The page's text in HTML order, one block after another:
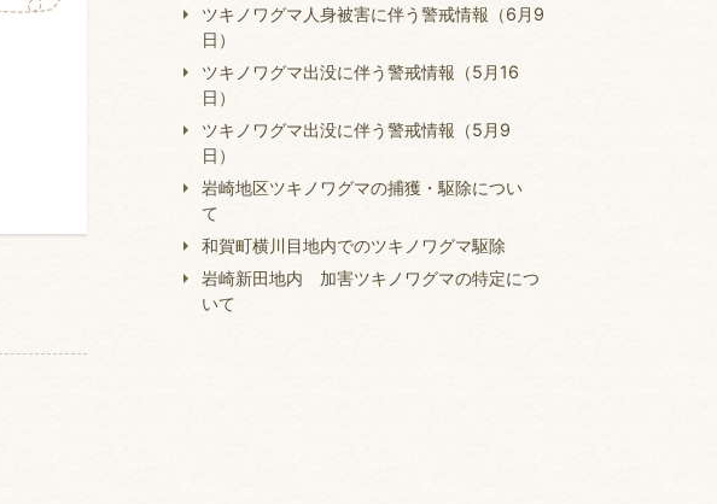
ツキノワグマ人身被害に伴う警戒情報（6月9
日）
ツキノワグマ出没に伴う警戒情報（5月16
日）
ツキノワグマ出没に伴う警戒情報（5月9
日）
岩崎地区ツキノワグマの捕獲・駆除につい
て
和賀町横川目地内でのツキノワグマ駆除
岩崎新田地内 加害ツキノワグマの特定につ
いて